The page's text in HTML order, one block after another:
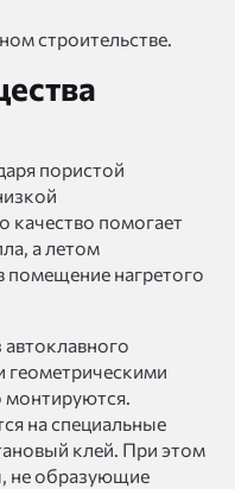
строительстве.
пористой
качество помогает
а летом
помещение нагретого
автоклавного
геометрическими
монтируются.
на специальные
клей. При этом
не образующие